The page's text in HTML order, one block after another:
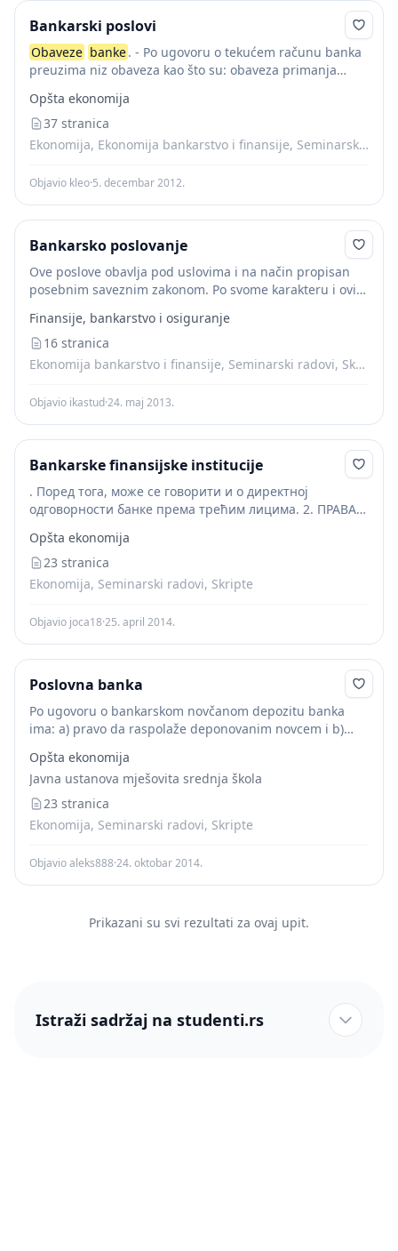
Bankarski poslovi
Obaveze banke. - Po ugovoru o tekućem računu banka
preuzima niz obaveza kao što su: obaveza primanja
obračuna i utvrđivanja salda...
Opšta ekonomija
37 stranica
Ekonomija, Ekonomija bankarstvo i finansije, Seminarski radovi, Skripte
Objavio kleo·5. decembar 2012.
Bankarsko poslovanje
Ove poslove obavlja pod uslovima i na način propisan
posebnim saveznim zakonom. Po svome karakteru i ovi
bankarske poslove, uz banke, mogu obavljati i...
Finansije, bankarstvo i osiguranje
16 stranica
Ekonomija bankarstvo i finansije, Seminarski radovi, Skripte
Objavio ikastud·24. maj 2013.
Bankarske finansijske institucije
. Поред тога, може се говорити и о директној
одговорности банке према трећим лицима. 2. ПРАВА
финансијске институције Матурски рад По уговору...
Opšta ekonomija
23 stranica
Ekonomija, Seminarski radovi, Skripte
Objavio joca18·25. april 2014.
Poslovna banka
Po ugovoru o bankarskom novčanom depozitu banka
ima: a) pravo da raspolaže deponovanim novcem i b)
računu. (a) Pravo raspolaganja...
Opšta ekonomija
Javna ustanova mješovita srednja škola
23 stranica
Ekonomija, Seminarski radovi, Skripte
Objavio aleks888·24. oktobar 2014.
Prikazani su svi rezultati za ovaj upit.
Istraži sadržaj na studenti.rs